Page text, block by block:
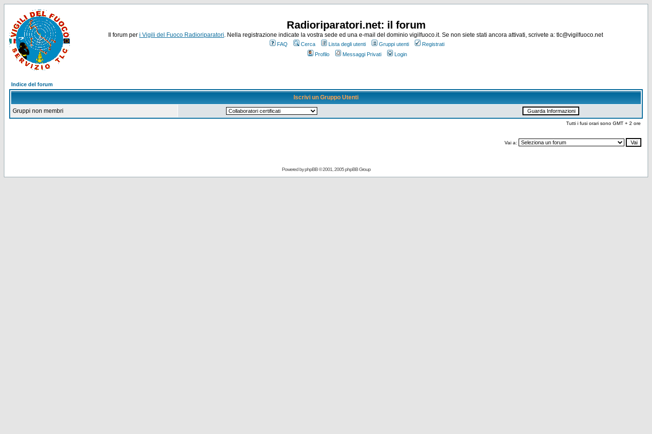
Radioriparatori.net: il forum
Il forum per i Vigili del Fuoco Radioriparatori. Nella registrazione indicate la vostra sede ed una e-mail del dominio vigilfuoco.it. Se non siete stati ancora attivati, scrivete a: tlc@vigilfuoco.net
FAQ Cerca Lista degli utenti Gruppi utenti
Registrati
Profilo
Messaggi Privati Login
Indice del forum
Iscrivi un Gruppo Utenti
Gruppi non membri
Tutti i fusi orari sono GMT + 2 ore
Vai a:
Powered byphpBB© 2001, 2005 phpBB Group